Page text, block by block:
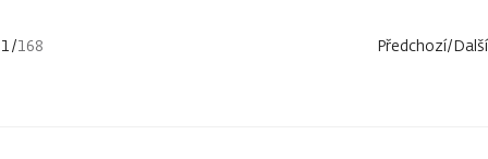
1/168 Předchozí/Další